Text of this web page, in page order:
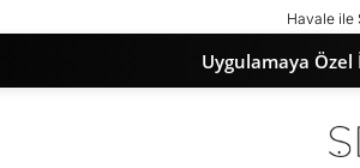
Uygulamaya
Havale ile